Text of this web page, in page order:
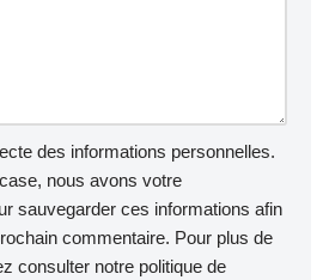
des informations personnelles.
nous avons votre
sauvegarder ces informations afin
commentaire. Pour plus de
consulter notre politique de